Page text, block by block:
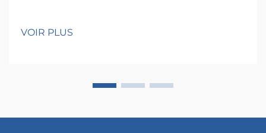
VOIR PLUS